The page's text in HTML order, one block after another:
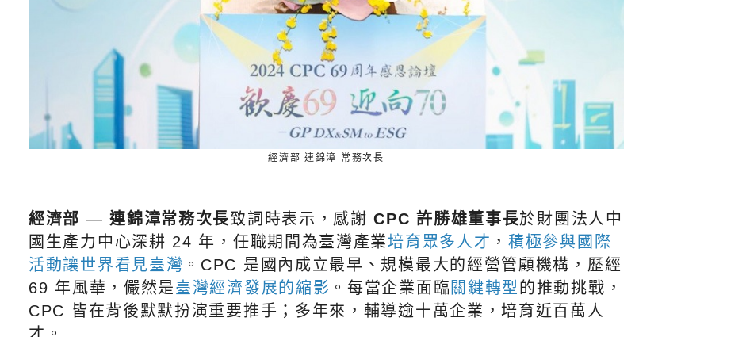
經濟部 連錦漳 常務次長
經濟部 —連錦漳常務次長致詞時表示，感謝CPC 許勝雄董事長於財團法人中
國生產力中心深耕 24 年，任職期間為臺灣產業培育眾多人才 ，積極參與國際
活動讓世界看見臺灣 。CPC 是國內成立最早、規模最大的經營管顧機構，歷經
69 年風華，儼然是臺灣經濟發展的縮影 。每當企業面臨 關鍵轉型 的推動挑戰，
CPC 皆在背後默默扮演重要推手；多年來，輔導逾十萬企業，培育近百萬人